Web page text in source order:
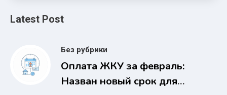
Latest Post
Без рубрики
Оплата ЖКУ за февраль:
Назван новый срок для